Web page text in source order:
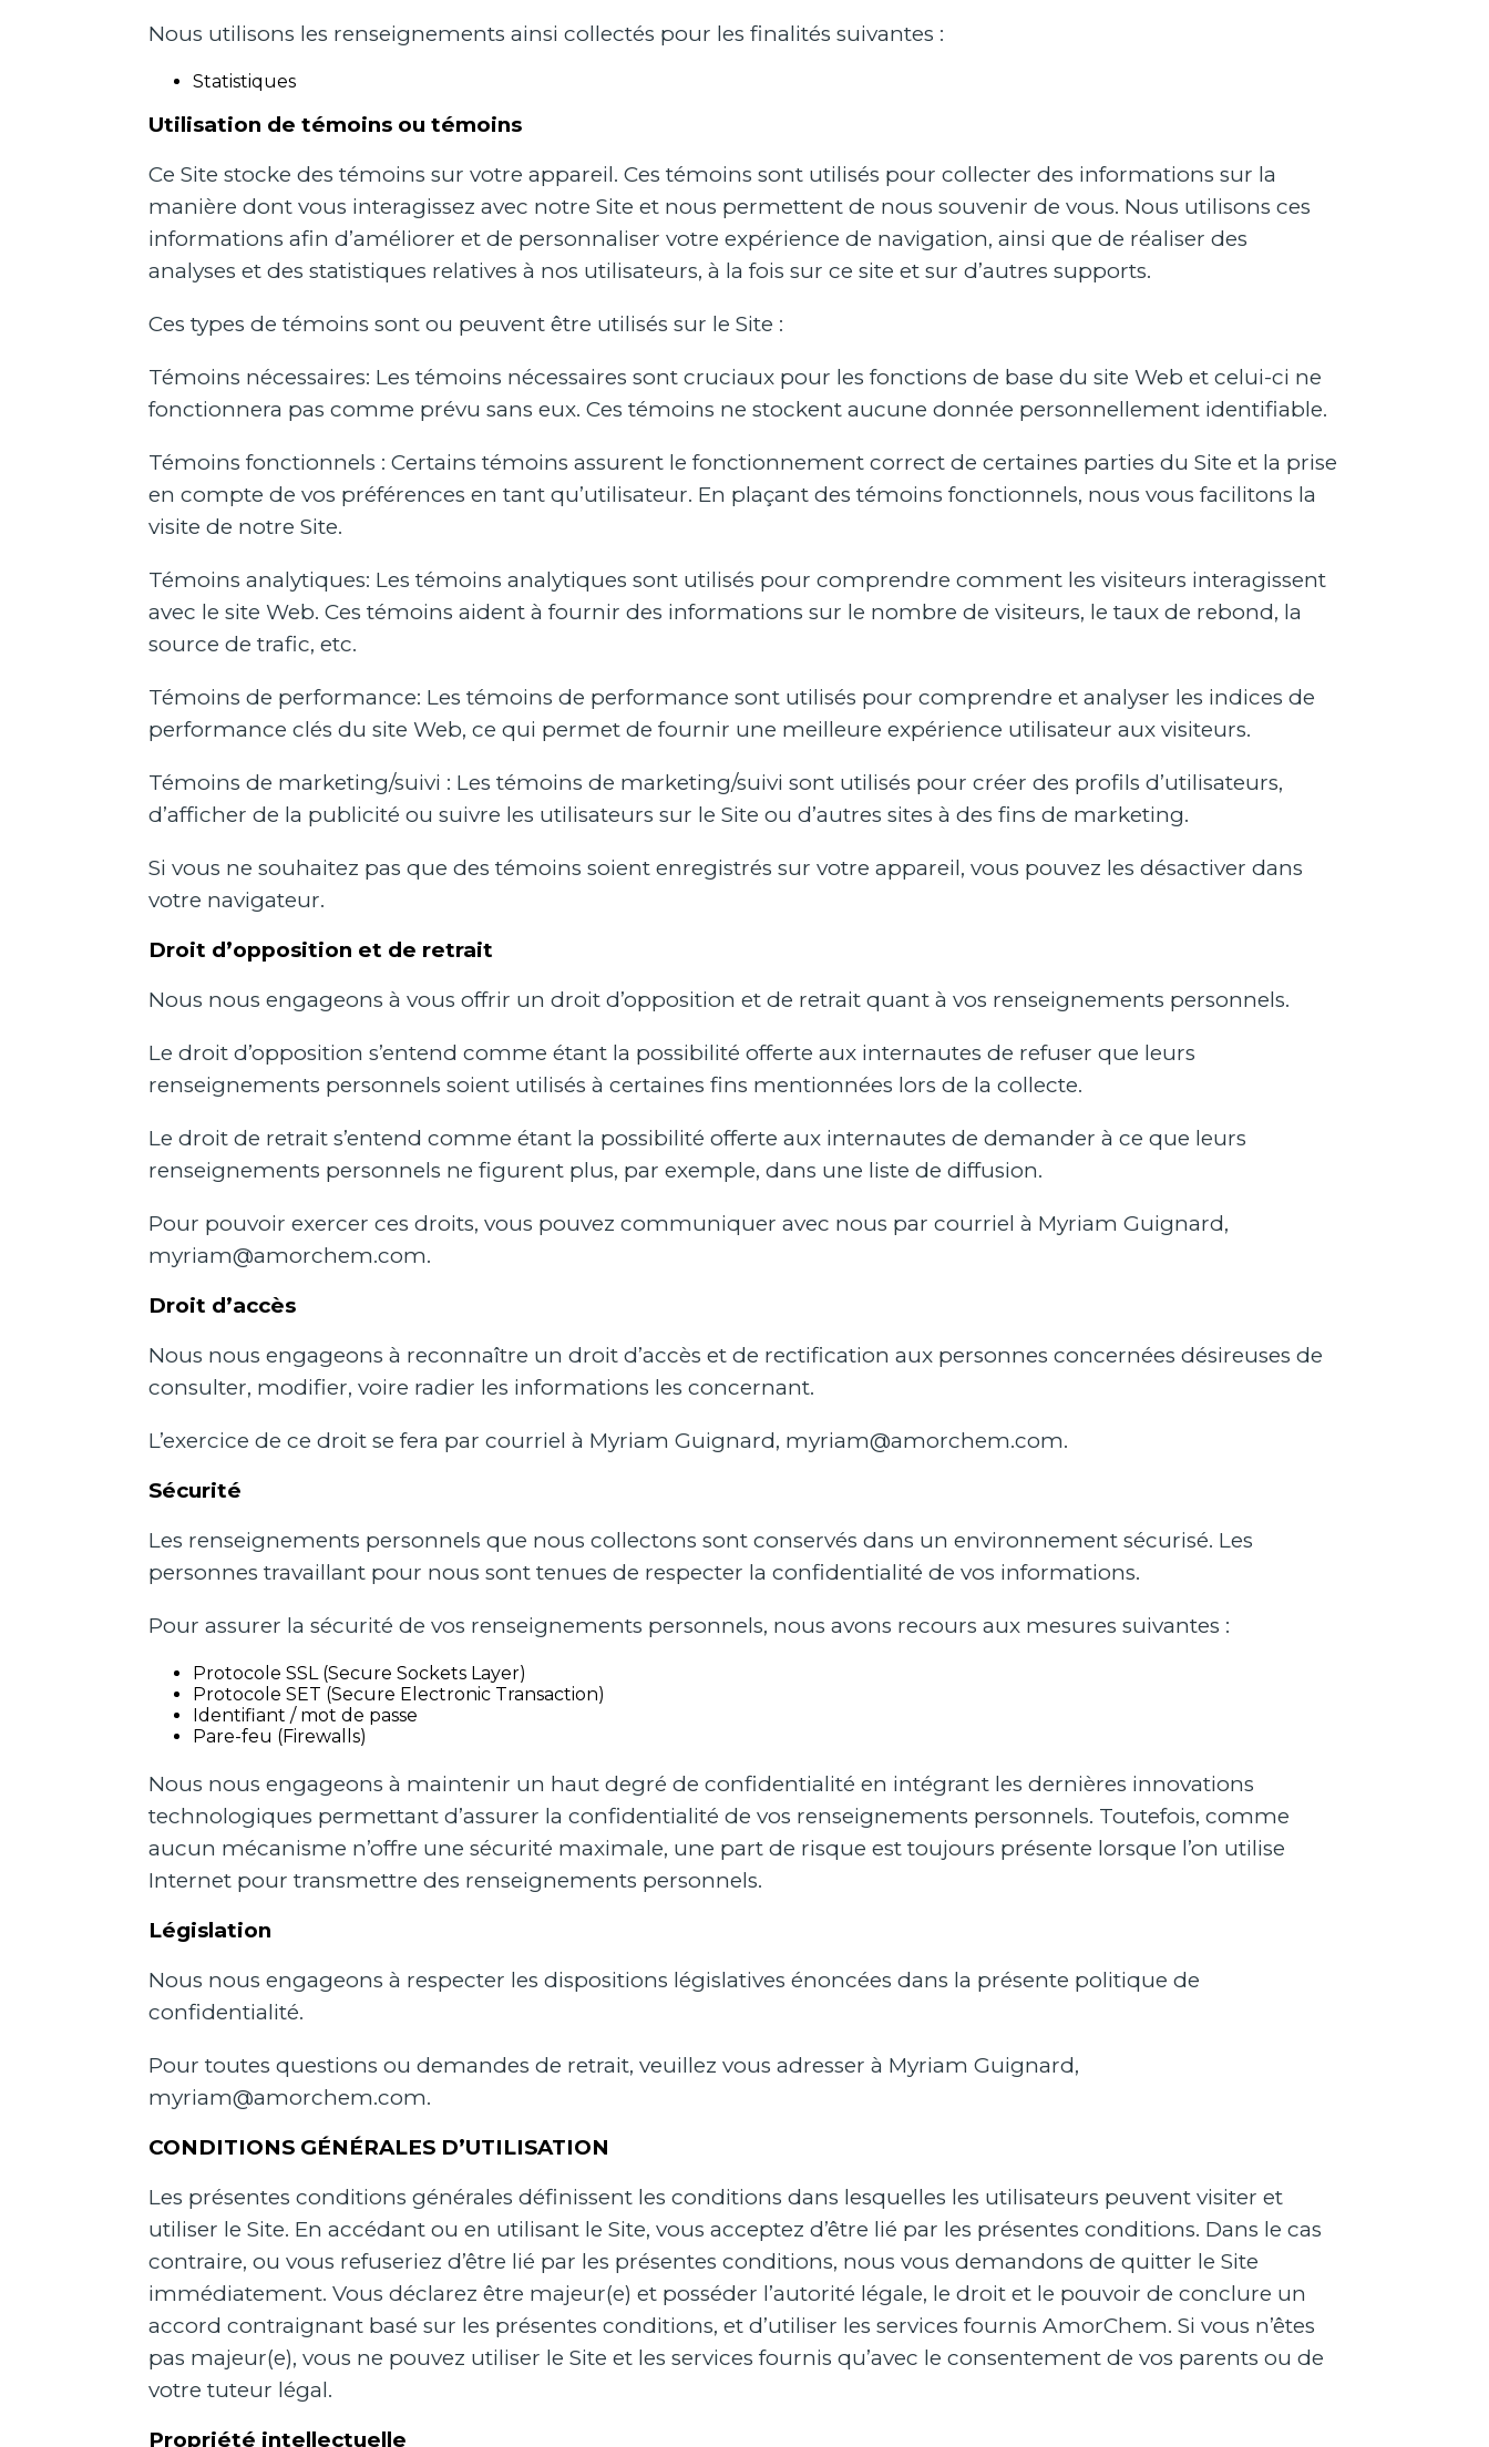
Nous utilisons les renseignements ainsi collectés pour les finalités suivantes :
Statistiques
Utilisation de témoins ou témoins
Ce Site stocke des témoins sur votre appareil. Ces témoins sont utilisés pour collecter des informations sur la
manière dont vous interagissez avec notre Site et nous permettent de nous souvenir de vous. Nous utilisons ces
informations afin d’améliorer et de personnaliser votre expérience de navigation, ainsi que de réaliser des
analyses et des statistiques relatives à nos utilisateurs, à la fois sur ce site et sur d’autres supports.
Ces types de témoins sont ou peuvent être utilisés sur le Site :
Témoins nécessaires: Les témoins nécessaires sont cruciaux pour les fonctions de base du site Web et celui-ci ne
fonctionnera pas comme prévu sans eux. Ces témoins ne stockent aucune donnée personnellement identifiable.
Témoins fonctionnels : Certains témoins assurent le fonctionnement correct de certaines parties du Site et la prise
en compte de vos préférences en tant qu’utilisateur. En plaçant des témoins fonctionnels, nous vous facilitons la
visite de notre Site.
Témoins analytiques: Les témoins analytiques sont utilisés pour comprendre comment les visiteurs interagissent
avec le site Web. Ces témoins aident à fournir des informations sur le nombre de visiteurs, le taux de rebond, la
source de trafic, etc.
Témoins de performance: Les témoins de performance sont utilisés pour comprendre et analyser les indices de
performance clés du site Web, ce qui permet de fournir une meilleure expérience utilisateur aux visiteurs.
Témoins de marketing/suivi : Les témoins de marketing/suivi sont utilisés pour créer des profils d’utilisateurs,
d’afficher de la publicité ou suivre les utilisateurs sur le Site ou d’autres sites à des fins de marketing.
Si vous ne souhaitez pas que des témoins soient enregistrés sur votre appareil, vous pouvez les désactiver dans
votre navigateur.
Droit d’opposition et de retrait
Nous nous engageons à vous offrir un droit d’opposition et de retrait quant à vos renseignements personnels.
Le droit d’opposition s’entend comme étant la possibilité offerte aux internautes de refuser que leurs
renseignements personnels soient utilisés à certaines fins mentionnées lors de la collecte.
Le droit de retrait s’entend comme étant la possibilité offerte aux internautes de demander à ce que leurs
renseignements personnels ne figurent plus, par exemple, dans une liste de diffusion.
Pour pouvoir exercer ces droits, vous pouvez communiquer avec nous par courriel à Myriam Guignard,
myriam@amorchem.com.
Droit d’accès
Nous nous engageons à reconnaître un droit d’accès et de rectification aux personnes concernées désireuses de
consulter, modifier, voire radier les informations les concernant.
L’exercice de ce droit se fera par courriel à Myriam Guignard, myriam@amorchem.com.
Sécurité
Les renseignements personnels que nous collectons sont conservés dans un environnement sécurisé. Les
personnes travaillant pour nous sont tenues de respecter la confidentialité de vos informations.
Pour assurer la sécurité de vos renseignements personnels, nous avons recours aux mesures suivantes :
Protocole SSL (Secure Sockets Layer)
Protocole SET (Secure Electronic Transaction)
Identifiant / mot de passe
Pare-feu (Firewalls)
Nous nous engageons à maintenir un haut degré de confidentialité en intégrant les dernières innovations
technologiques permettant d’assurer la confidentialité de vos renseignements personnels. Toutefois, comme
aucun mécanisme n’offre une sécurité maximale, une part de risque est toujours présente lorsque l’on utilise
Internet pour transmettre des renseignements personnels.
Législation
Nous nous engageons à respecter les dispositions législatives énoncées dans la présente politique de
confidentialité.
Pour toutes questions ou demandes de retrait, veuillez vous adresser à Myriam Guignard,
myriam@amorchem.com.
CONDITIONS GÉNÉRALES D’UTILISATION
Les présentes conditions générales définissent les conditions dans lesquelles les utilisateurs peuvent visiter et
utiliser le Site. En accédant ou en utilisant le Site, vous acceptez d’être lié par les présentes conditions. Dans le cas
contraire, ou vous refuseriez d’être lié par les présentes conditions, nous vous demandons de quitter le Site
immédiatement. Vous déclarez être majeur(e) et posséder l’autorité légale, le droit et le pouvoir de conclure un
accord contraignant basé sur les présentes conditions, et d’utiliser les services fournis AmorChem. Si vous n’êtes
pas majeur(e), vous ne pouvez utiliser le Site et les services fournis qu’avec le consentement de vos parents ou de
votre tuteur légal.
Propriété intellectuelle